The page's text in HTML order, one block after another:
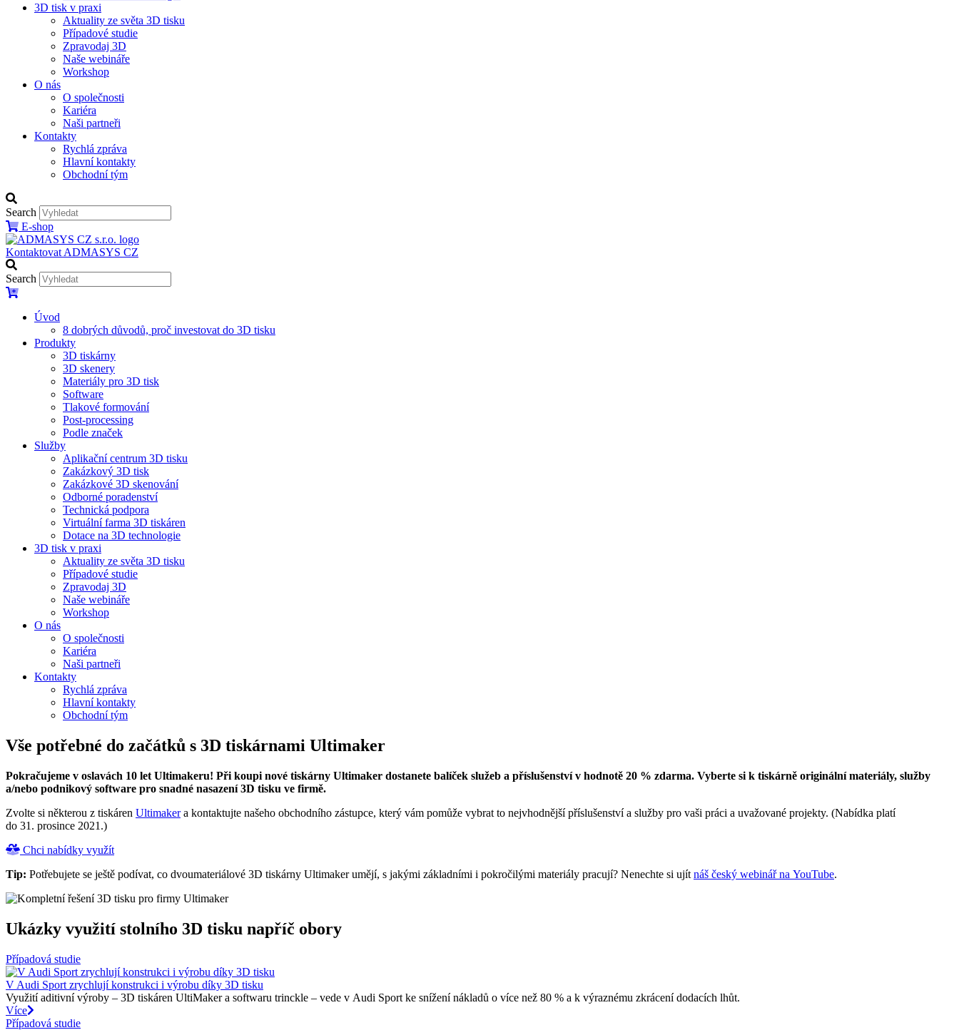
3D tisk v praxi
Aktuality ze světa 3D tisku
Případové studie
Zpravodaj 3D
Naše webináře
Workshop
O nás
O společnosti
Kariéra
Naši partneři
Kontakty
Rychlá zpráva
Hlavní kontakty
Obchodní tým
Search
E-shop
Kontaktovat ADMASYS CZ
Search
Úvod
8 dobrých důvodů, proč investovat do 3D tisku​
Produkty
3D tiskárny
3D skenery
Materiály pro 3D tisk
Software
Tlakové formování
Post-processing
Podle značek
Služby
Aplikační centrum 3D tisku
Zakázkový 3D tisk
Zakázkové 3D skenování
Odborné poradenství
Technická podpora
Virtuální farma 3D tiskáren
Dotace na 3D technologie
3D tisk v praxi
Aktuality ze světa 3D tisku
Případové studie
Zpravodaj 3D
Naše webináře
Workshop
O nás
O společnosti
Kariéra
Naši partneři
Kontakty
Rychlá zpráva
Hlavní kontakty
Obchodní tým
Vše potřebné do začátků s 3D tiskárnami Ultimaker
Pokračujeme v oslavách 10 let Ultimakeru! Při koupi nové tiskárny Ultimaker dostanete balíček služeb a příslušenství v hodnotě 20 % zdarma. Vyberte si k tiskárně originální materiály, služby
a/nebo podnikový software pro snadné nasazení 3D tisku ve firmě.
Zvolte si některou z tiskáren Ultimakera kontaktujte našeho obchodního zástupce, který vám pomůže vybrat to nejvhodnější příslušenství a služby pro vaši práci a uvažované projekty. (Nabídka platí
do 31. prosince 2021.)
Chci nabídky využít
Tip: Potřebujete se ještě podívat, co dvoumateriálové 3D tiskárny Ultimaker umějí, s jakými základními i pokročilými materiály pracují? Nenechte si ujít náš český webinář na YouTube.
Ukázky využití stolního 3D tisku napříč obory
Případová studie
V Audi Sport zrychlují konstrukci i výrobu díky 3D tisku
Využití aditivní výroby – 3D tiskáren UltiMaker a softwaru trinckle – vede v Audi Sport ke snížení nákladů o více než 80 % a k výraznému zkrácení dodacích lhůt.
Více
Případová studie